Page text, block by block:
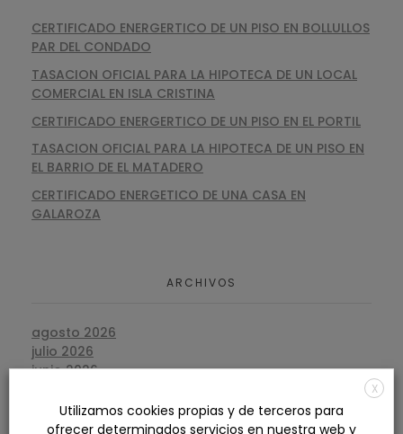
CERTIFICADO ENERGERTICO DE UN PISO EN BOLLULLOS
PAR DEL CONDADO
TASACION OFICIAL PARA LA HIPOTECA DE UN LOCAL
COMERCIAL EN ISLA CRISTINA
CERTIFICADO ENERGERTICO DE UN PISO EN EL PORTIL
TASACION OFICIAL PARA LA HIPOTECA DE UN PISO EN
EL BARRIO DE EL MATADERO
CERTIFICADO ENERGETICO DE UNA CASA EN
GALAROZA
ARCHIVOS
agosto 2026
julio 2026
junio 2026
abril 2026
marzo 2026
X
Utilizamos cookies propias y de terceros para
ofrecer determinados servicios en nuestra web y